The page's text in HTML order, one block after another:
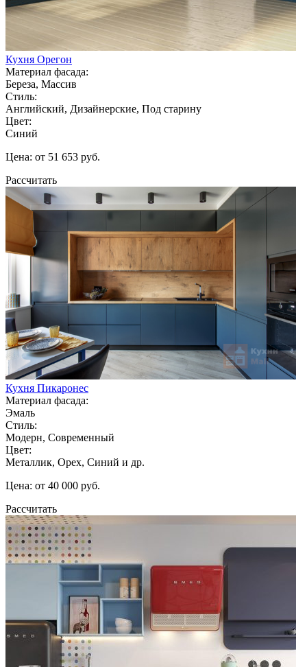
Кухня Орегон
Материал фасада:
Береза, Массив
Стиль:
Английский, Дизайнерские, Под старину
Цвет:
Синий
Цена: от 51 653 руб.
Рассчитать
Кухня Пикаронес
Материал фасада:
Эмаль
Стиль:
Модерн, Современный
Цвет:
Металлик, Орех, Синий и др.
Цена: от 40 000 руб.
Рассчитать